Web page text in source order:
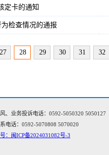
定卡的通知
检查情况的通报
27 28 29 30 31 32
、业务投诉电话：0592-5050320 5050127
电话：0592-5070808 5070020
：闽ICP备2024031082号-3